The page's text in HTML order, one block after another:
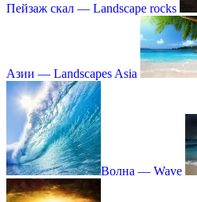
Пейзаж скал — Landscape rocks
Азии — Landscapes Asia
Волна — Wave